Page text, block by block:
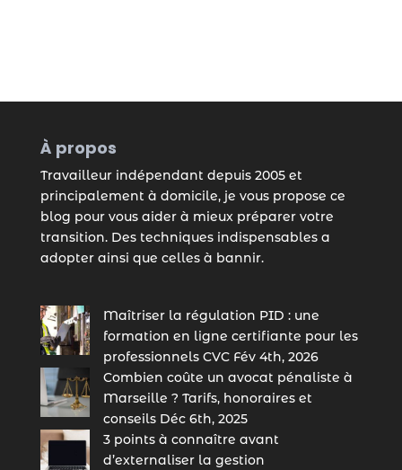
À propos
Travailleur indépendant depuis 2005 et
principalement à domicile, je vous propose ce
blog pour vous aider à mieux préparer votre
transition. Des techniques indispensables a
adopter ainsi que celles à bannir.
Maîtriser la régulation PID : une
formation en ligne certifiante pour les
professionnels CVC Fév 4th, 2026
Combien coûte un avocat pénaliste à
Marseille ? Tarifs, honoraires et
conseils Déc 6th, 2025
3 points à connaître avant
d’externaliser la gestion